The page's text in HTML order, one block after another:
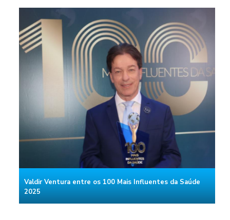
Valdir Ventura entre os 100 Mais Influentes da Saúde
2025